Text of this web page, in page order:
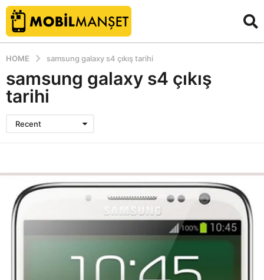
HOME samsung galaxy s4 çıkış tarihi
samsung galaxy s4 çıkış
tarihi
Recent